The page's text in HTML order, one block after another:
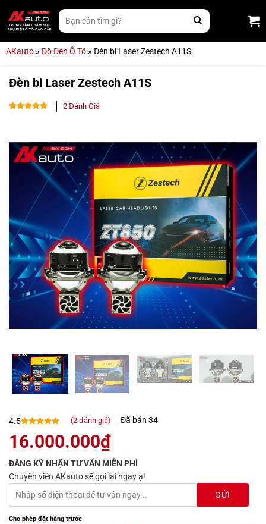
qua
nội
Tìm
kiếm:
AKauto » Độ Đèn Ô Tô » Đèn bi Laser Zestech A11S
Đèn bi Laser Zestech A11S
giá
2Đánh Giá
4.5
4.5
trên 5
dựa trên
2
(2đánh giá) Đã bán 34
16.000.000₫
ĐĂNG KÝ NHẬN TƯ VẤN MIỄN PHÍ
Chuyên viên AKauto sẽ gọi lại ngay ạ!
Cho phép đặt hàng trước